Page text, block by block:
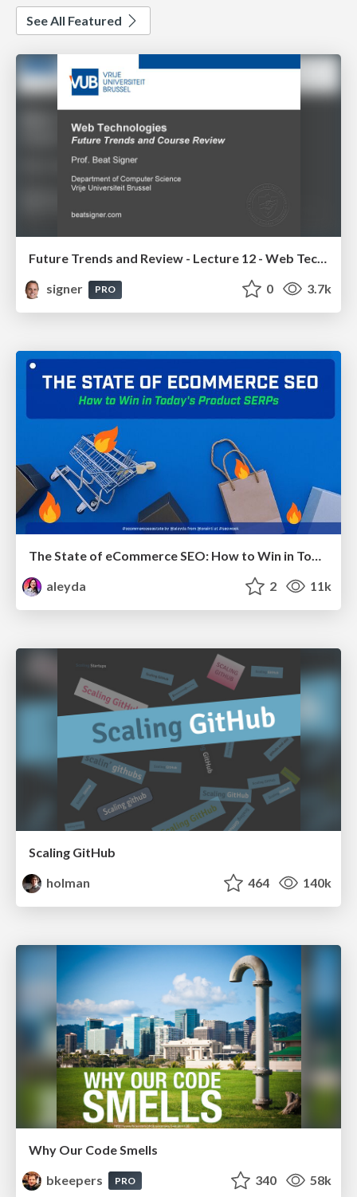
See All Featured
Future Trends and Review - Lecture 12 - Web Technologies (1019888BNR)
signer
PRO 0 3.7k
The State of eCommerce SEO: How to Win in Today's Products SERPs - #SEOweek
aleyda
2 11k
Scaling GitHub
holman
464 140k
Why Our Code Smells
bkeepers
PRO 340 58k